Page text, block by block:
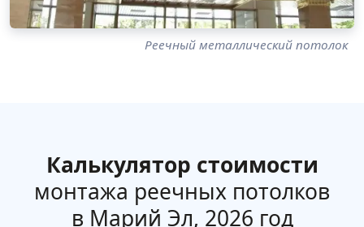
Реечный металлический потолок
Калькулятор стоимости
монтажа реечных потолков
в Марий Эл, 2026 год